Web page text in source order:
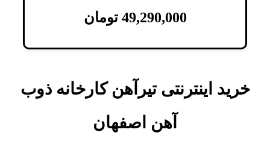
49,290,000 تومان
خرید اینترنتی تیرآهن کارخانه ذوب
آهن اصفهان